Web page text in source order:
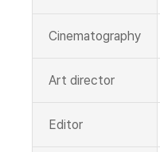
Cinematography
Art director
Editor